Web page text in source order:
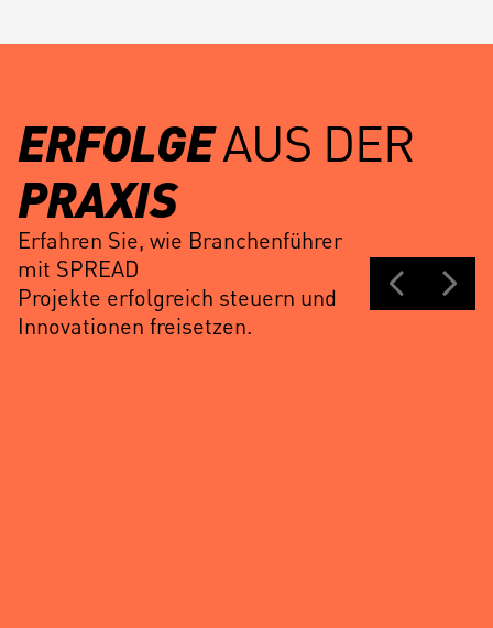
ERFOLGEAUS DER
PRAXIS
Erfahren Sie, wie Branchenführer
mit SPREAD
Projekte erfolgreich steuern und
Innovationen freisetzen.